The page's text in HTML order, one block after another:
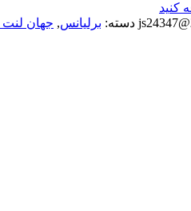
کنید
دسته: برلیانس, جهان لنت